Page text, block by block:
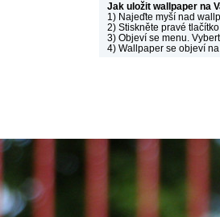
Jak uložit wallpaper na
1) Najeďte myší nad
2) Stiskněte pravé
3) Objeví se menu.
4) Wallpaper se objeví